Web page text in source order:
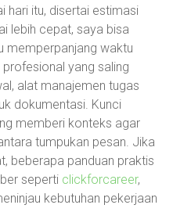
hari itu, disertai estimasi
lebih cepat, saya bisa
memperpanjang waktu
yang saling
alat manajemen tugas
dokumentasi. Kunci
memberi konteks agar
tumpukan pesan. Jika
beberapa panduan praktis
seperti clickforcareer,
kebutuhan pekerjaan